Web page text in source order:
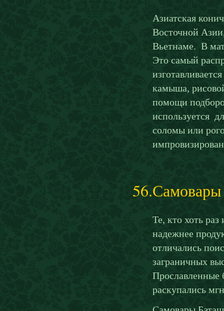
Азиатская
Восточной
Вьетнаме. В
Это самый
камыша,
помощи
используется
соломы или
Те, кто хоть раз
надежнее
отличались
заграничных
Прославленные
раскупались